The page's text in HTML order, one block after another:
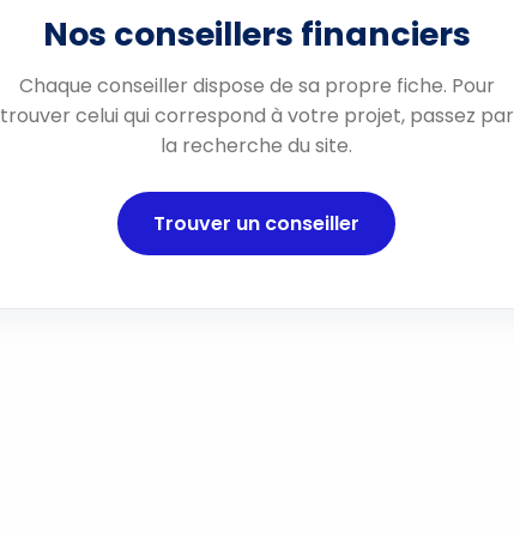
Nos conseillers financiers
Chaque conseiller dispose de sa propre fiche. Pour
trouver celui qui correspond à votre projet, passez par
la recherche du site.
Trouver un conseiller